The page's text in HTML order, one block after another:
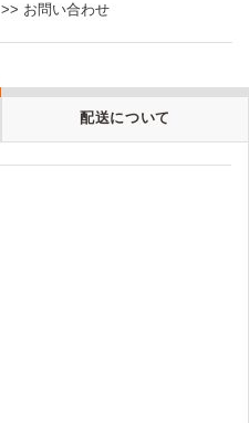
>> お問い合わせ
配送について